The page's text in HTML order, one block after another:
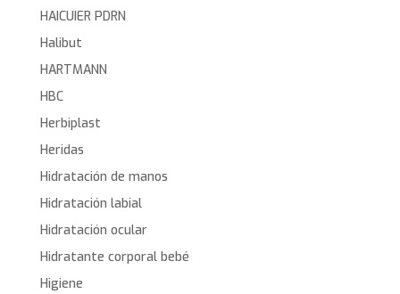
HAICUIER PDRN
Halibut
HARTMANN
HBC
Herbiplast
Heridas
Hidratación de manos
Hidratación labial
Hidratación ocular
Hidratante corporal bebé
Higiene